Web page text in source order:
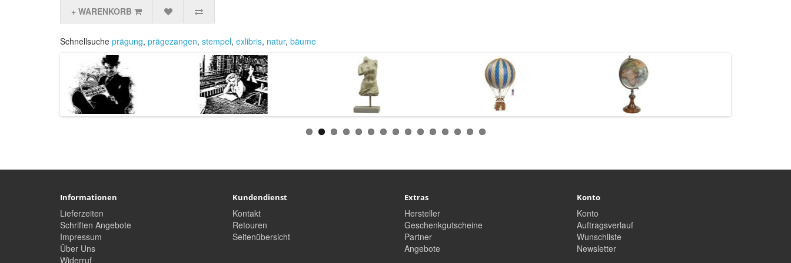
+ WARENKORB
Schnellsuche prägung, prägezangen, stempel, exlibris, natur, bäume
Informationen
Lieferzeiten
Schriften Angebote
Impressum
Über Uns
Widerruf
Kundendienst
Kontakt
Retouren
Seitenübersicht
Extras
Hersteller
Geschenkgutscheine
Partner
Angebote
Konto
Konto
Auftragsverlauf
Wunschliste
Newsletter